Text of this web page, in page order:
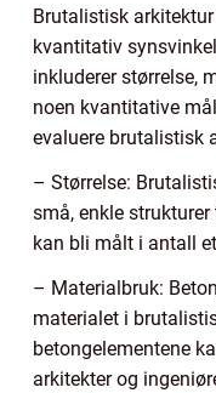
Brutalistisk
kvantitativ
inkluderer størrelse,
noen kvantitative
evaluere brutalistisk
– Størrelse:
små, enkle
kan bli målt i antall
– Materialbruk:
materialet i
betongelementene
arkitekter og